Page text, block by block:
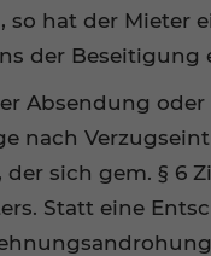
hat der Mieter
der
Absendung
nach
sich gem. § 6
Statt eine